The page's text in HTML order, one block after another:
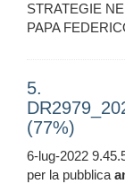
STRATEGIE
PAPA
5.
(77%)
6-lug-2022
per la pubblica